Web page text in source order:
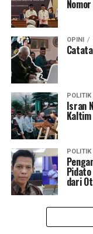
OPINI
POLITIK
Isran
POLITIK
dari